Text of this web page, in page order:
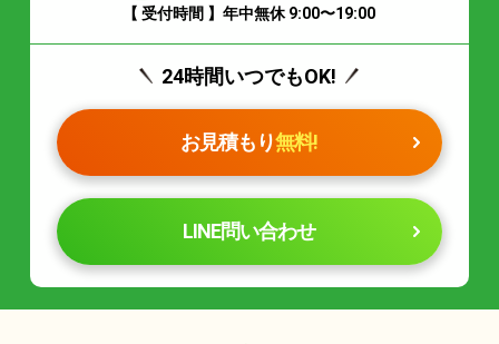
【 受付時間 】年中無休 9:00〜19:00
24時間いつでもOK!
お見積もり無料!
LINE問い合わせ